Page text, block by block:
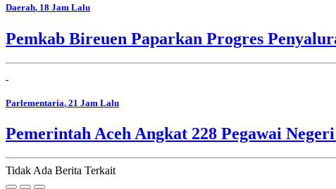
Daerah, 18 Jam Lalu
Pemkab Bireuen Paparkan Progres
Parlementaria, 21 Jam Lalu
Pemerintah Aceh Angkat 228 Pegawai
Tidak Ada Berita Terkait